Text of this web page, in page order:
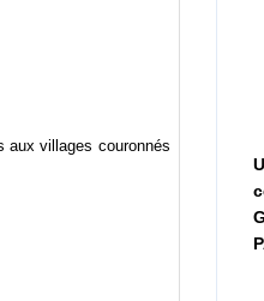
aux villages couronnés